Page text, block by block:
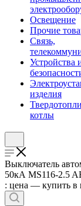
Освещение
Прочие
Связь,
Устройства
изделия
котлы
Выключатель
50кА MS116-2.5
: цена — купить в